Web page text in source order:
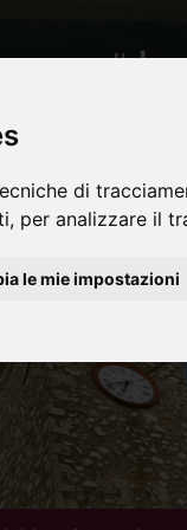
di
per analizzare il
le mie impostazioni